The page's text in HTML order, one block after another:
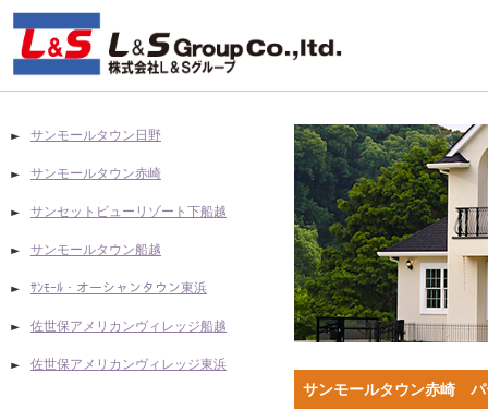
サンモールタウン赤崎
サンモールタウン日野
サンモールタウン赤崎
サンセットビューリゾート下船越
サンモールタウン船越
ｻﾝﾓｰﾙ・オーシャンタウン東浜
佐世保アメリカンヴィレッジ船越
佐世保アメリカンヴィレッジ東浜